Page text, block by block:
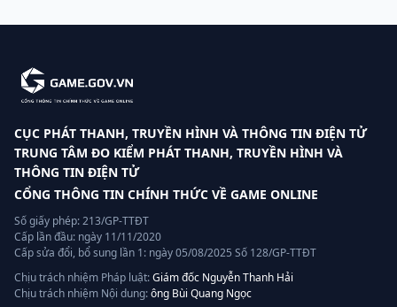
CỤC PHÁT THANH, TRUYỀN HÌNH VÀ THÔNG TIN ĐIỆN TỬ
TRUNG TÂM ĐO KIỂM PHÁT THANH, TRUYỀN HÌNH VÀ
THÔNG TIN ĐIỆN TỬ
CỔNG THÔNG TIN CHÍNH THỨC VỀ GAME ONLINE
Số giấy phép: 213/GP-TTĐT
Cấp lần đầu: ngày 11/11/2020
Cấp sửa đổi, bổ sung lần 1: ngày 05/08/2025 Số 128/GP-TTĐT
Chịu trách nhiệm Pháp luật:Giám đốc Nguyễn Thanh Hải
Chịu trách nhiệm Nội dung:ông Bùi Quang Ngọc